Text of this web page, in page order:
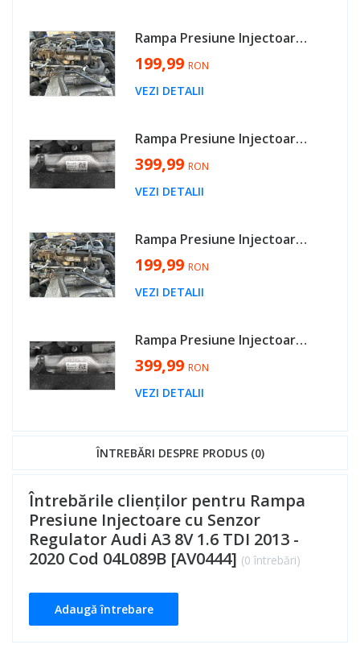
Rampa Presiune Injectoare cu Senzor Regulator Volkswagen Passat B8 2.0 TDI 2014 - 2023 Cod 04L089B 057130764AB [K3980]
199,99 RON
VEZI DETALII
Rampa Presiune Injectoare cu Senzor Regulator Skoda Karoq 1.6 TDI 2018 - Prezent Cod 04L089B [AV0444]
399,99 RON
VEZI DETALII
Rampa Presiune Injectoare cu Senzor Regulator Audi Q2 2.0 TDI 2017 - 2025 Cod 04L089B 057130764AB [K3980]
199,99 RON
VEZI DETALII
Rampa Presiune Injectoare cu Senzor Regulator VW Golf 7 1.6 TDI 2013 - 2020 Cod 04L089B [AV0444]
399,99 RON
VEZI DETALII
ÎNTREBĂRI DESPRE PRODUS (0)
Întrebările clienților pentru Rampa
Presiune Injectoare cu Senzor
Regulator Audi A3 8V 1.6 TDI 2013 -
2020 Cod 04L089B [AV0444] (0 întrebări)
Adaugă întrebare